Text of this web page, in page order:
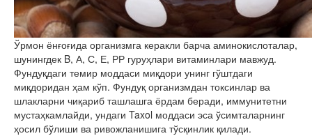
Ўрмон ёнғоғида организмга керакли барча аминокислоталар,
шунингдек B, А, С, Е, РР гуруҳлари витаминлари мавжуд.
Фундуқдаги темир моддаси миқдори унинг гўштдаги
миқдоридан ҳам кўп. Фундуқ организмдан токсинлар ва
шлакларни чиқариб ташлашга ёрдам беради, иммунитетни
мустаҳкамлайди, ундаги Taxol моддаси эса ўсимталарнинг
ҳосил бўлиши ва ривожланишига тўсқинлик қилади.